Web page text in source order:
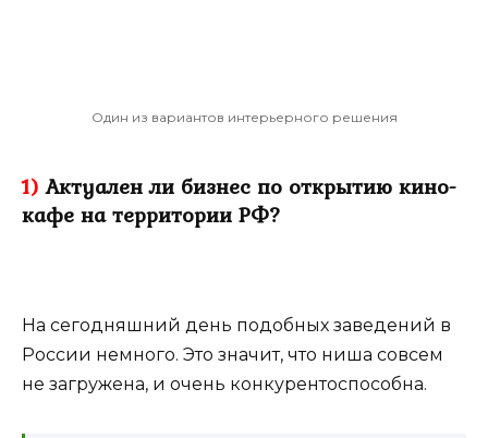
Один из вариантов интерьерного решения
1) Актуален ли бизнес по открытию кино-
кафе на территории РФ?
На сегодняшний день подобных заведений в
России немного. Это значит, что ниша совсем
не загружена, и очень конкурентоспособна.